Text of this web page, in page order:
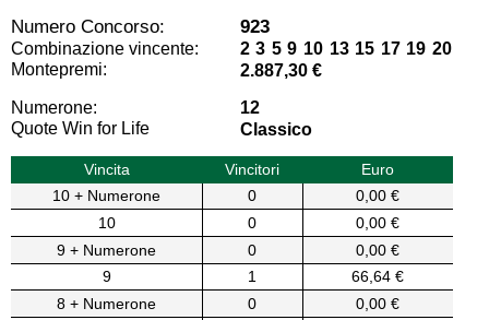
Numero Concorso: 923
Combinazione vincente:
2 3 5 9 10 13 15 17 19 20
Montepremi:
2.887,30 €
Numerone:
12
Quote Win for Life
Classico
Vincita Vincitori
Euro
10 + Numerone
0
0,00 €
10
0
0,00 €
9 + Numerone
0
0,00 €
9
1
66,64 €
8 + Numerone
0
0,00 €